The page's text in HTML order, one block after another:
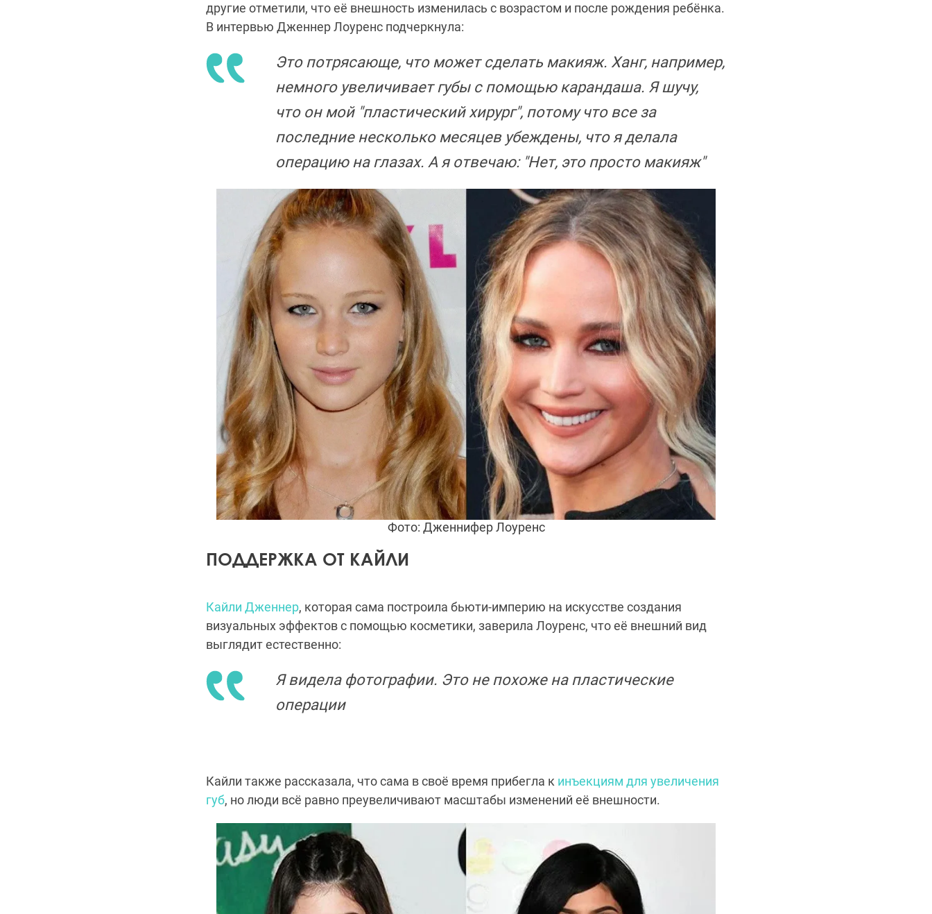
другие отметили, что её внешность изменилась с возрастом и после рождения ребёнка.
В интервью Дженнер Лоуренс подчеркнула:
Это потрясающе, что может сделать макияж. Ханг, например,
немного увеличивает губы с помощью карандаша. Я шучу,
что он мой "пластический хирург", потому что все за
последние несколько месяцев убеждены, что я делала
операцию на глазах. А я отвечаю: "Нет, это просто макияж"
Фото: Дженнифер Лоуренс
ПОДДЕРЖКА ОТ КАЙЛИ
Кайли Дженнер, которая сама построила бьюти-империю на искусстве создания
визуальных эффектов с помощью косметики, заверила Лоуренс, что её внешний вид
выглядит естественно:
Я видела фотографии. Это не похоже на пластические
операции
Кайли также рассказала, что сама в своё время прибегла к инъекциям для увеличения
губ, но люди всё равно преувеличивают масштабы изменений её внешности.